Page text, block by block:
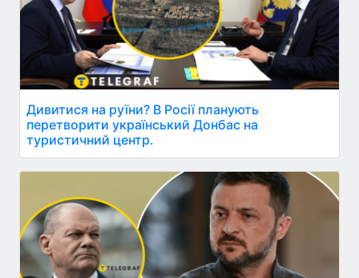
Дивитися на руїни? В Росії планують
перетворити український Донбас на
туристичний центр.